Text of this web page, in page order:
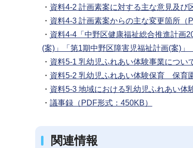
・ 資料4‐2 計画素案に対する主な意見及び
・ 資料4‐3 計画素案からの主な変更箇所（
・ 資料4‐4「中野区健康福祉総合推進計画
(案)」「第1期中野区障害児福祉計画(案)」
・ 資料5‐1 乳幼児ふれあい体験事業につい
・ 資料5‐2 乳幼児ふれあい体験保育 保育
・ 資料5‐3 地域における乳幼児ふれあい体
・ 議事録（PDF形式：450KB）
関連情報